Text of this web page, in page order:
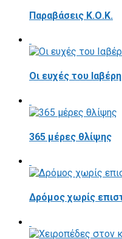
Παραβάσεις Κ.Ο.Κ.
Οι ευχές του
365 μέρες θλίψης
Δρόμος χωρίς